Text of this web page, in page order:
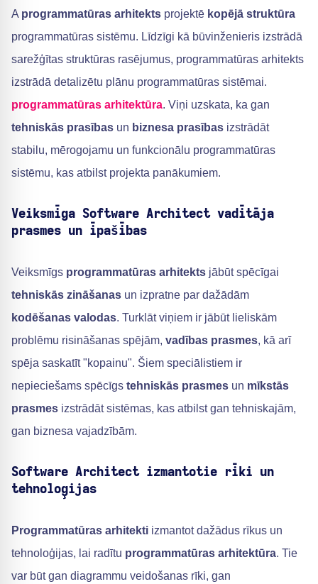
A programmatūras arhitekts projektē kopējā struktūra
programmatūras sistēmu. Līdzīgi kā būvinženieris izstrādā
sarežģītas struktūras rasējumus, programmatūras arhitekts
izstrādā detalizētu plānu programmatūras sistēmai.
programmatūras arhitektūra. Viņi uzskata, ka gan
tehniskās prasības un biznesa prasības izstrādāt
stabilu, mērogojamu un funkcionālu programmatūras
sistēmu, kas atbilst projekta panākumiem.
Veiksmīga Software Architect vadītāja
prasmes un īpašības
Veiksmīgs programmatūras arhitekts jābūt spēcīgai
tehniskās zināšanas un izpratne par dažādām
kodēšanas valodas. Turklāt viņiem ir jābūt lieliskām
problēmu risināšanas spējām, vadības prasmes, kā arī
spēja saskatīt "kopainu". Šiem speciālistiem ir
nepieciešams spēcīgs tehniskās prasmes un mīkstās
prasmes izstrādāt sistēmas, kas atbilst gan tehniskajām,
gan biznesa vajadzībām.
Software Architect izmantotie rīki un
tehnoloģijas
Programmatūras arhitekti izmantot dažādus rīkus un
tehnoloģijas, lai radītu programmatūras arhitektūra. Tie
var būt gan diagrammu veidošanas rīki, gan